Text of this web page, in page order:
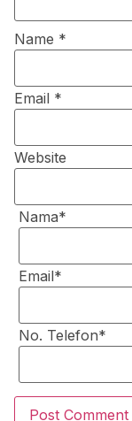
Name *
Email *
Website
Nama*
Email*
No. Telefon*